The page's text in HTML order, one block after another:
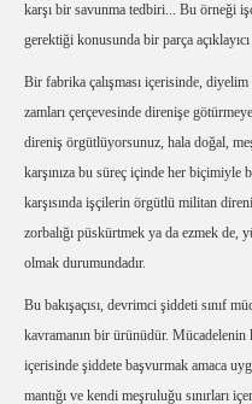
karşı bir savunma tedbiri... Bu örneği
gerektiği konusunda bir parça
Bir fabrika çalışması içerisinde,
zamları çerçevesinde direnişe
direniş örgütlüyorsunuz, hala doğal,
karşınıza bu süreç içinde her biçimiyle
karşısında işçilerin örgütlü militan
zorbalığı püskürtmek ya da ezmek de,
olmak durumundadır.
Bu bakışaçısı, devrimci şiddeti sınıf
kavramanın bir ürünüdür. Mücadelenin
içerisinde şiddete başvurmak amaca
mantığı ve kendi meşruluğu sınırları